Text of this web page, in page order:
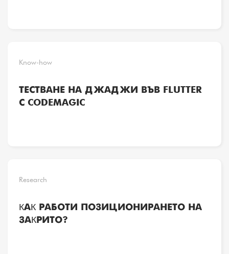
Know-how
ТЕСТВАНЕ НА ДЖАДЖИ ВЪВ FLUTTER
С CODEMAGIC
Research
КАК РАБОТИ ПОЗИЦИОНИРАНЕТО НА
ЗАКРИТО?